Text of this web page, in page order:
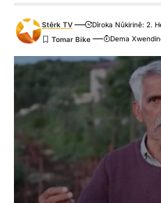
Stêrk TV
Dîroka Nûkirinê: 2.
Dema